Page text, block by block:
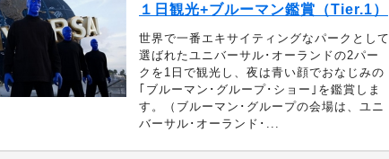
１日観光+ブルーマン鑑賞（Tier.1）
世界で一番エキサイティングなパークとして
選ばれたユニバーサル･オーランドの2パー
クを1日で観光し、夜は青い顔でおなじみの
｢ブルーマン･グループ･ショー｣を鑑賞しま
す。（ブルーマン･グループの会場は、ユニ
バーサル･オーランド･...